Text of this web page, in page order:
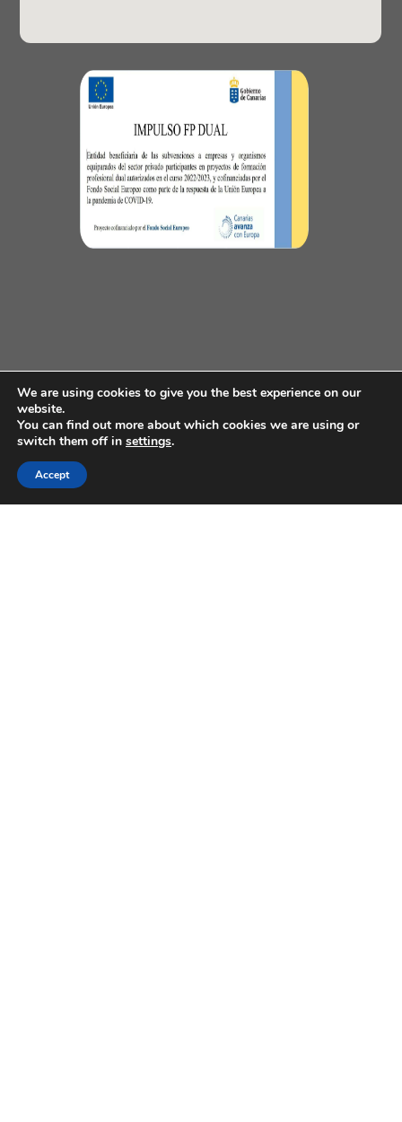
We are using cookies to give you the best experience on our
website.
You can find out more about which cookies we are using or
switch them off in settings.
Accept